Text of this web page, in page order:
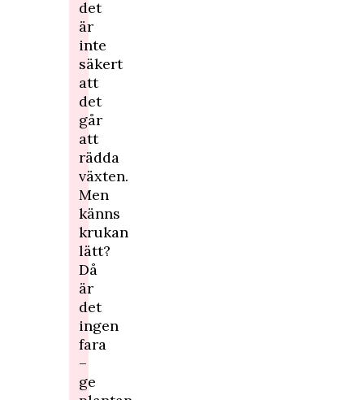
det
är
inte
säkert
att
det
går
att
rädda
växten.
Men
känns
krukan
lätt?
Då
är
det
ingen
fara
–
ge